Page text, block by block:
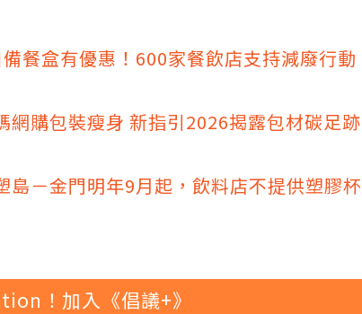
餐盒有優惠！600家餐飲店支持減廢行動
網購包裝瘦身 新指引2026揭露包材碳足跡
島－金門明年9月起，飲料店不提供塑膠杯
！加入《倡議+》